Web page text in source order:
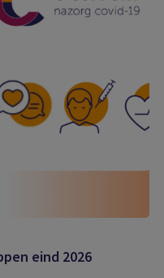
eind 2026